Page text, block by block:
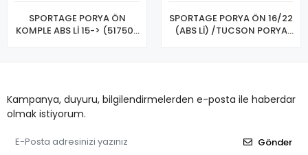
SPORTAGE PORYA ÖN
KOMPLE ABS Lİ 15-> (51750-
SPORTAGE PORYA ÖN 16/22
(ABS Lİ) /TUCSON PORYA
Kampanya, duyuru, bilgilendirmelerden e-posta ile haberdar
olmak istiyorum.
Gönder